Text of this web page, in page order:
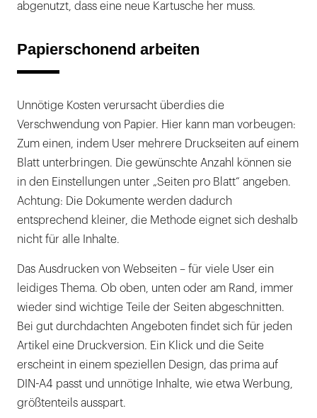
abgenutzt, dass eine neue Kartusche her muss.
Papierschonend arbeiten
Unnötige Kosten verursacht überdies die
Verschwendung von Papier. Hier kann man vorbeugen:
Zum einen, indem User mehrere Druckseiten auf einem
Blatt unterbringen. Die gewünschte Anzahl können sie
in den Einstellungen unter „Seiten pro Blatt“ angeben.
Achtung: Die Dokumente werden dadurch
entsprechend kleiner, die Methode eignet sich deshalb
nicht für alle Inhalte.
Das Ausdrucken von Webseiten – für viele User ein
leidiges Thema. Ob oben, unten oder am Rand, immer
wieder sind wichtige Teile der Seiten abgeschnitten.
Bei gut durchdachten Angeboten findet sich für jeden
Artikel eine Druckversion. Ein Klick und die Seite
erscheint in einem speziellen Design, das prima auf
DIN-A4 passt und unnötige Inhalte, wie etwa Werbung,
größtenteils ausspart.